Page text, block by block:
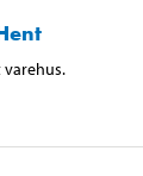
varehus.